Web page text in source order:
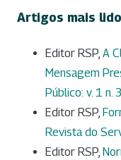
Artigos mais
Editor RSP, A
Mensagem
Público: v. 1 n.
Editor RSP,
Revista do
Editor RSP,